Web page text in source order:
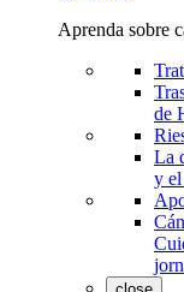
Aprenda sobre
de
La
y el